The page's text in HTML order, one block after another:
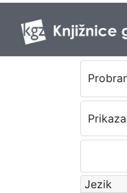
Jezik